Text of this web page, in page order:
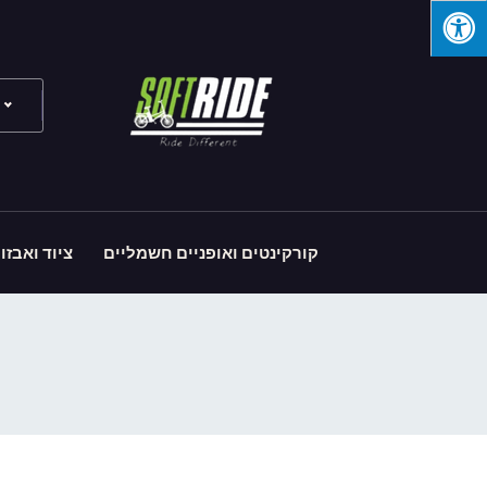
קורקינטים ואופניים חשמליים ציוד